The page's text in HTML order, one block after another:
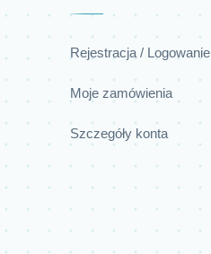
Rejestracja / Logowanie
Moje zamówienia
Szczegóły konta